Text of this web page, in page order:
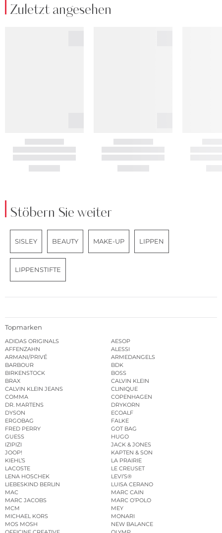
Zuletzt angesehen
Stöbern Sie weiter
SISLEY BEAUTY MAKE-UP LIPPEN
LIPPENSTIFTE
Topmarken
ADIDAS ORIGINALS
AESOP
AFFENZAHN
ALESSI
ARMANI/PRIVÉ
ARMEDANGELS
BARBOUR
BDK
BIRKENSTOCK
BOSS
BRAX
CALVIN KLEIN
CALVIN KLEIN JEANS
CLINIQUE
COMMA
COPENHAGEN
DR. MARTENS
DRYKORN
DYSON
ECOALF
ERGOBAG
FALKE
FRED PERRY
GOT BAG
GUESS
HUGO
IZIPIZI
JACK & JONES
JOOP!
KAPTEN & SON
KIEHL’S
LA PRAIRIE
LACOSTE
LE CREUSET
LENA HOSCHEK
LEVI’S®
LIEBESKIND BERLIN
LUISA CERANO
MAC
MARC CAIN
MARC JACOBS
MARC O’POLO
MCM
MEY
MICHAEL KORS
MONARI
MOS MOSH
NEW BALANCE